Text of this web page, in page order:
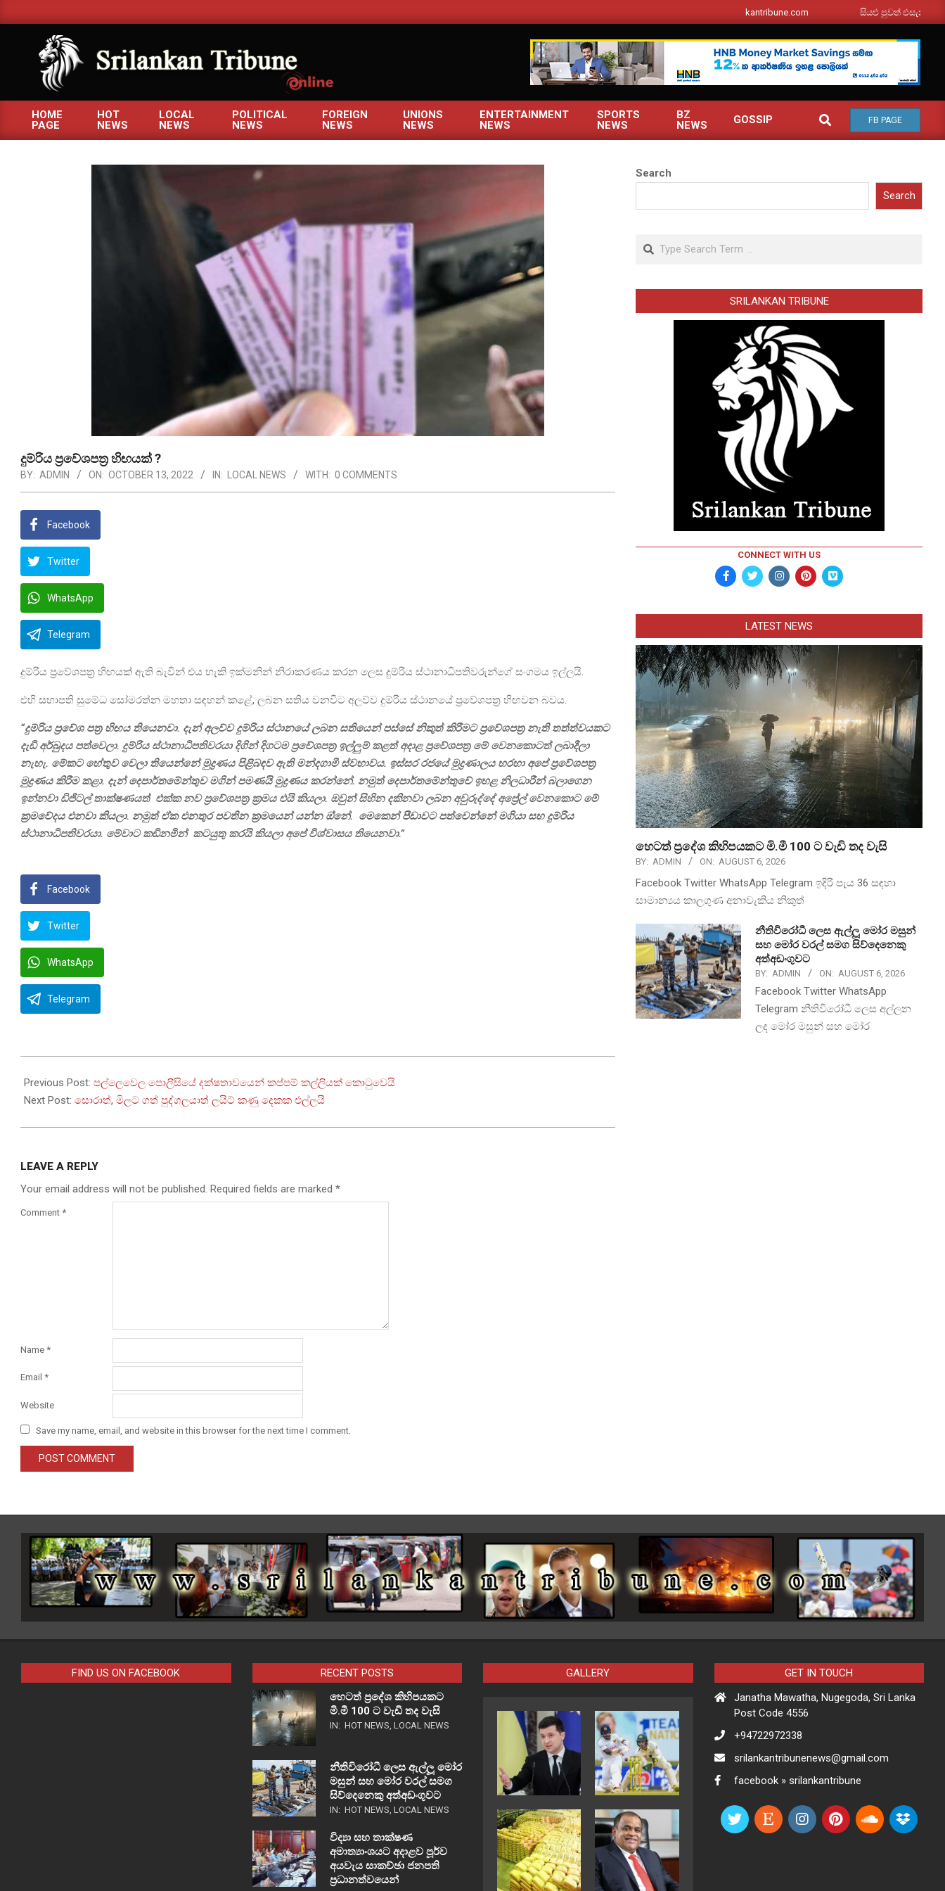
to
srilankantribune.com සියළු පුවත් එසැනින් ඔබ වෙත
SRILANKANTRIBUNE.COM
Primary
Menu
HOME
PAGE
HOT
NEWS
LOCAL
NEWS
POLITICAL
NEWS
FOREIGN
NEWS
UNIONS
NEWS
ENTERTAINMENT
NEWS
SPORTS
NEWS
BZ
NEWS
GOSSIP SEARCH
FB PAGE
දුම්රිය ප්‍රවේශපත්‍ර හිඟයක් ?
BY: ADMIN ON: OCTOBER 13, 2022 IN: LOCAL NEWS WITH: 0 COMMENTS
Facebook
Twitter
WhatsApp
Telegram
දුම්රිය ප්‍රවේශපත්‍ර හිඟයක් ඇති බැවින් එය හැකි ඉක්මනින් නිරාකරණය කරන ලෙස දුම්රිය ස්ථානාධිපතිවරුන්ගේ සංගමය ඉල්ලයි.
එහි සභාපති සුමේධ සෝමරත්න මහතා සඳහන් කළේ, ලබන සතිය වනවිට අලව්ව දුම්රිය ස්ථානයේ ප්‍රවේශපත්‍ර හිඟවන බවය.
“දුම්රිය ප්‍රවේශ පත්‍ර හිඟය තියෙනවා. දැන් අලව්ව දුම්රිය ස්ථානයේ ලබන සතියෙන් පස්සේ නිකුත් කිරීමට ප්‍රවේශපත්‍ර නැති තත්ත්වයකට
දැඩි අර්බුදය පත්වෙලා. දුම්රිය ස්ථානාධිපතිවරයා දිගින් දිගටම ප්‍රවේශපත්‍ර ඉල්ලුම් කළත් අදාළ ප්‍රවේශපත්‍ර මේ වෙනකොටත් ලබාදීලා
නැහැ. මේකට හේතුව වෙලා තියෙන්නේ මුද්‍රණය පිළිබඳව ඇති මන්දගාමී ස්වභාවය. ඉස්සර රජයේ මුද්‍රණාලය හරහා අපේ ප්‍රවේශපත්‍ර
මුද්‍රණය කිරීම කළා. දැන් දෙපාර්තමේන්තුව මගින් පමණයි මුද්‍රණය කරන්නේ. නමුත් දෙපාර්තමේන්තුවේ ඉහළ නිලධාරීන් බලාගෙන
ඉන්නවා ඩිජිටල් තාක්ෂණයත් එක්ක නව ප්‍රවේශපත්‍ර ක්‍රමය එයි කියලා. ඔවුන් සිහින දකිනවා ලබන අවුරුද්දේ අප්‍රේල් වෙනකොට මේ
ක්‍රමවේදය එනවා කියලා. නමුත් ඒක එනතුර පවතින ක්‍රමයෙන් යන්න ඔ්නේ. මෙකෙන් පීඩාවට පත්වෙන්නේ මගියා සහ දුම්රිය
ස්ථානාධිපතිවරයා. මේවාට කඩිනමින් කටයුතු කරයි කියලා අපේ විශ්වාසය තියෙනවා.”
Facebook
Twitter
WhatsApp
Telegram
10-
13
Previous Post: පල්ලෙවෙල පොලීසියේ දක්ෂතාවයෙන් කප්පම් කල්ලියක් කොටුවෙයි
Next Post: සොරාත්, මිලට ගත් පුද්ගලයාත් ලයිට් කණු දෙකක එල්ලයි
LEAVE A REPLY
Your email address will not be published. Required fields are marked *
Comment *
Name *
Email *
Website
Save my name, email, and website in this browser for the next time I comment.
Search
Search
Search
SRILANKAN TRIBUNE
CONNECT WITH US
LATEST NEWS
හෙටත් ප්‍රදේශ කිහිපයකට මි.මී 100 ට වැඩි තද වැසි
BY: ADMIN ON: AUGUST 6, 2026
Facebook Twitter WhatsApp Telegram ඉදිරි පැය 36 සඳහා
සාමාන්‍යය කාලගුණ අනාවැකිය නිකුත්
නීතිවිරෝධී ලෙස ඇල්ලූ මෝර මසුන්
සහ මෝර වරල් සමග සිව්දෙනෙකු
අත්අඩංගුවට
BY: ADMIN ON: AUGUST 6, 2026
Facebook Twitter WhatsApp
Telegram නීතිවිරෝධී ලෙස අල්ලන
ලද මෝර මසුන් සහ මෝර
FIND US ON FACEBOOK
RECENT POSTS
හෙටත් ප්‍රදේශ කිහිපයකට
මි.මී 100 ට වැඩි තද වැසි
IN: HOT NEWS, LOCAL NEWS
නීතිවිරෝධී ලෙස ඇල්ලූ මෝර
මසුන් සහ මෝර වරල් සමග
සිව්දෙනෙකු අත්අඩංගුවට
IN: HOT NEWS, LOCAL NEWS
විද්‍යා සහ තාක්ෂණ
අමාත්‍යාංශයට අදාළව පූර්ව
අයවැය සාකච්ඡා ජනපති
ප්‍රධානත්වයෙන්
GALLERY
GET IN TOUCH
Janatha Mawatha, Nugegoda, Sri Lanka
Post Code 4556
+94722972338
srilankantribunenews@gmail.com
facebook » srilankantribune